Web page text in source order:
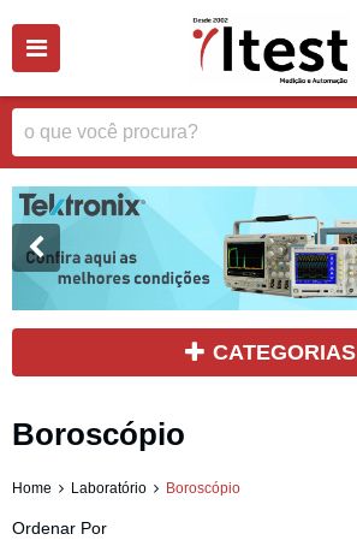
CATEGORIAS
Boroscópio
Home Laboratório Boroscópio
Ordenar Por